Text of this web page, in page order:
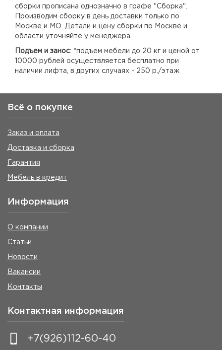
сборки прописана однозначно в графе "Сборка".
Производим сборку в день доставки только по
Москве и МО. Детали и цену сборки по Москве и
области уточняйте у менеджера.
Подъем и занос: *подъем мебели до 20 кг и ценой от
10000 рублей осуществляется бесплатно при
наличии лифта, в других случаях - 250 р./этаж
Всё о покупке
Заказ и оплата
Доставка и сборка
Гарантия
Мебель в кредит
Информация
О компании
Статьи
Новости
Вакансии
Контакты
Контактная информация
+7(926)112-60-40